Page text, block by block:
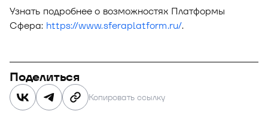
Узнать подробнее о возможностях Платформы
Сфера: https://www.sferaplatform.ru/.
Поделиться
Копировать ссылку